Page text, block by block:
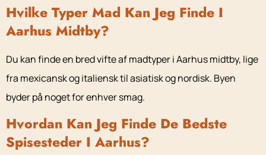
Hvilke Typer Mad Kan Jeg Finde I
Aarhus Midtby?
Du kan finde en bred vifte af madtyper i Aarhus midtby, lige
fra mexicansk og italiensk til asiatisk og nordisk. Byen
byder på noget for enhver smag.
Hvordan Kan Jeg Finde De Bedste
Spisesteder I Aarhus?